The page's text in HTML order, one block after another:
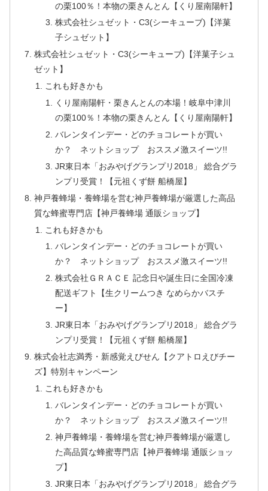
の栗100％！本物の栗きんとん【くり屋南陽軒】
株式会社シュゼット・C3(シーキューブ)【洋菓
子シュゼット】
株式会社シュゼット・C3(シーキューブ)【洋菓子シュ
ゼット】
これも好きかも
くり屋南陽軒・栗きんとんの本場！岐阜中津川
の栗100％！本物の栗きんとん【くり屋南陽軒】
バレンタインデー・どのチョコレートが買い
か？ ネットショップ おススメ激スイーツ!!
JR東日本「おみやげグランプリ2018」 総合グラ
ンプリ受賞！【元祖くず餅 船橋屋】
神戸養蜂場・養蜂場を営む神戸養蜂場が厳選した高品
質な蜂蜜専門店【神戸養蜂場 通販ショップ】
これも好きかも
バレンタインデー・どのチョコレートが買い
か？ ネットショップ おススメ激スイーツ!!
株式会社ＧＲＡＣＥ 記念日や誕生日に全国冷凍
配送ギフト【生クリームつき なめらかバスチ
ー】
JR東日本「おみやげグランプリ2018」 総合グラ
ンプリ受賞！【元祖くず餅 船橋屋】
株式会社志満秀・新感覚えびせん【クアトロえびチー
ズ】特別キャンペーン
これも好きかも
バレンタインデー・どのチョコレートが買い
か？ ネットショップ おススメ激スイーツ!!
神戸養蜂場・養蜂場を営む神戸養蜂場が厳選し
た高品質な蜂蜜専門店【神戸養蜂場 通販ショッ
プ】
JR東日本「おみやげグランプリ2018」 総合グラ